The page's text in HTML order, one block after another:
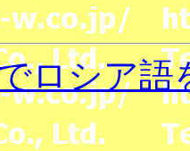
ロシア語